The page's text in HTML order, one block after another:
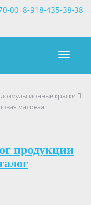
8-918-435-38-38
00
краски
матовая
продукции